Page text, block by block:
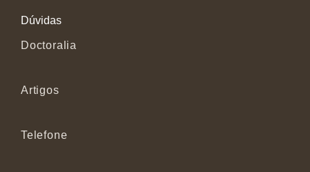
Dúvidas
Doctoralia
Artigos
Telefone